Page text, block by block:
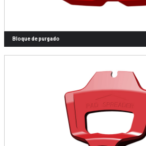
Bloque de purgado